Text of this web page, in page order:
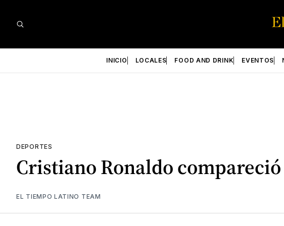
INICIO LOCALES FOOD AND DRINK EVENTOS
DEPORTES
Cristiano Ronaldo
EL TIEMPO LATINO TEAM